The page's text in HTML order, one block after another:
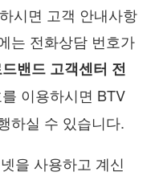
시면 고객 안내사항
는 전화상담 번호가
밴드 고객센터 전
이용하시면 BTV
하실 수 있습니다.
을 사용하고 계신